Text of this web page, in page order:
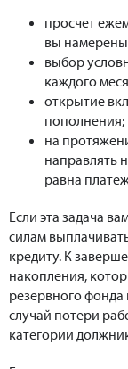
просчет
вы намерены
выбор
каждого
открытие
пополнения;
на
направлять
равна
Если эта задача
силам
кредиту. К
накопления,
резервного
случай потери
категории